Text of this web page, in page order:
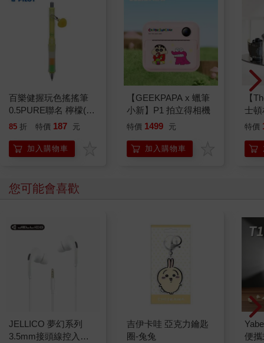
百樂健握玩色搖搖筆
0.5PURE聯名 檸檬(限
量)
85 折 特價 187 元
加入購物車
【GEEKPAPA x 蠟筆
小新】P1 拍立得相機
特價 1499 元
加入購物車
【
士頓
人
夜黑
特價
您可能會喜歡
JELLICO 夢幻系列
3.5mm接頭線控入耳
吉伊卡哇 亞克力鑰匙
圈-兔兔
便攜